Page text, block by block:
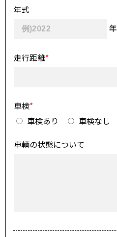
年式
年
走行距離*
車検*
車検あり
車検なし
車輌の状態について